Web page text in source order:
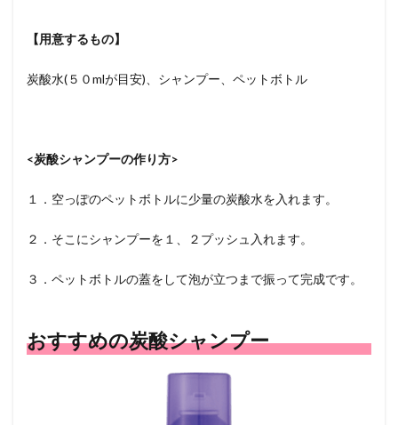
【用意するもの】
炭酸水(５０mlが目安)、シャンプー、ペットボトル
<炭酸シャンプーの作り方>
１．空っぽのペットボトルに少量の炭酸水を入れます。
２．そこにシャンプーを１、２プッシュ入れます。
３．ペットボトルの蓋をして泡が立つまで振って完成です。
おすすめの炭酸シャンプー